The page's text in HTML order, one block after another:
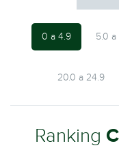
0 a 4.9 5.0 a
20.0 a 24.9
Ranking